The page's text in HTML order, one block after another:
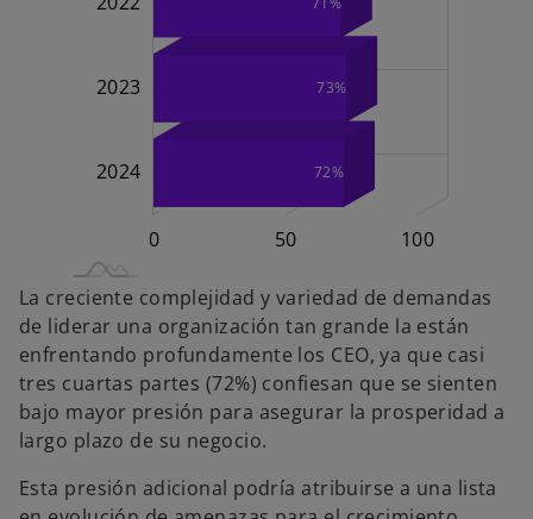
73%
72%
2023
2024
L
0
20
150 100
50
-50
-100
La creciente complejidad y variedad de demandas
de liderar una organización tan grande la están
enfrentando profundamente los CEO, ya que casi
tres cuartas partes (72%) confiesan que se sienten
bajo mayor presión para asegurar la prosperidad a
largo plazo de su negocio.
Esta presión adicional podría atribuirse a una lista